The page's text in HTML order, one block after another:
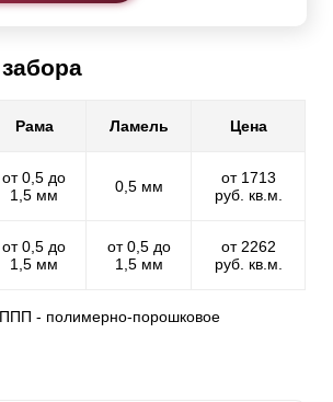
Рама Ламель Цена
от 0,5 до
1,5 мм
0,5 мм
от 1713
руб. кв.м.
от 0,5 до
1,5 мм
от 0,5 до
1,5 мм
от 2262
руб. кв.м.
- полимерно-порошковое